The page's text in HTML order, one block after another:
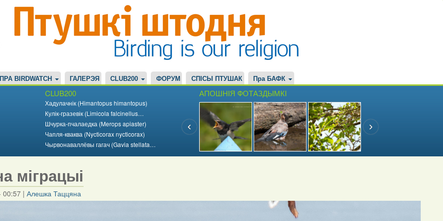
ПРА BIRDWATCH ГАЛЕРЭЯ CLUB200 ФОРУМ СПІСЫ ПТУШАК Пра БАФК
CLUB200
Хадулачнік (Himantopus himantopus)
Кулік-гразевік (Limicola falcinellus…
Шчурка-пчалаедка (Merops apiaster)
Чапля-кваква (Nycticorax nycticorax)
Чырвонаваллёвы гагач (Gavia stellata…
АПОШНІЯ ФОТАЗДЫМКІ
міграцыі
00:57 |Алешка Таццяна